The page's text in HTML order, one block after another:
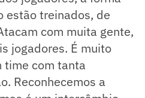
estão treinados, de
com muita gente,
jogadores. É muito
time com tanta
Reconhecemos a